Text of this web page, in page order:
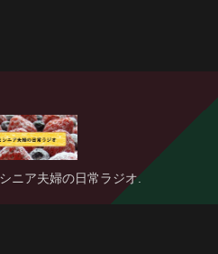
ニア夫婦の日常ラジオ.